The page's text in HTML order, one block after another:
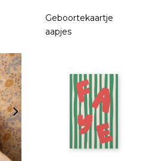
Geboortekaartje
aapjes